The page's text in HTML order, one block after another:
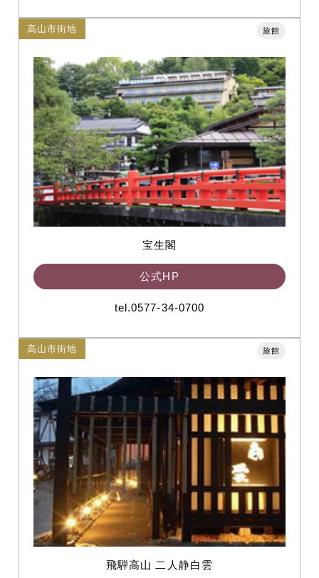
高山市街地 旅館
宝生閣
公式HP
tel.0577-34-0700
高山市街地 旅館
飛騨高山 二人静白雲